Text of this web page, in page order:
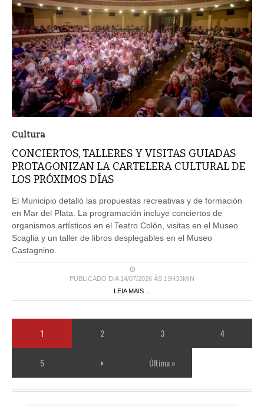
Cultura
CONCIERTOS, TALLERES Y VISITAS GUIADAS
PROTAGONIZAN LA CARTELERA CULTURAL DE
LOS PRÓXIMOS DÍAS
El Municipio detalló las propuestas recreativas y de formación
en Mar del Plata. La programación incluye conciertos de
organismos artísticos en el Teatro Colón, visitas en el Museo
Scaglia y un taller de libros desplegables en el Museo
Castagnino.
PUBLICADO DIA 14/07/2026 ÀS 19H33MIN
LEIA MAIS ...
1 2 3 4
5 Última »